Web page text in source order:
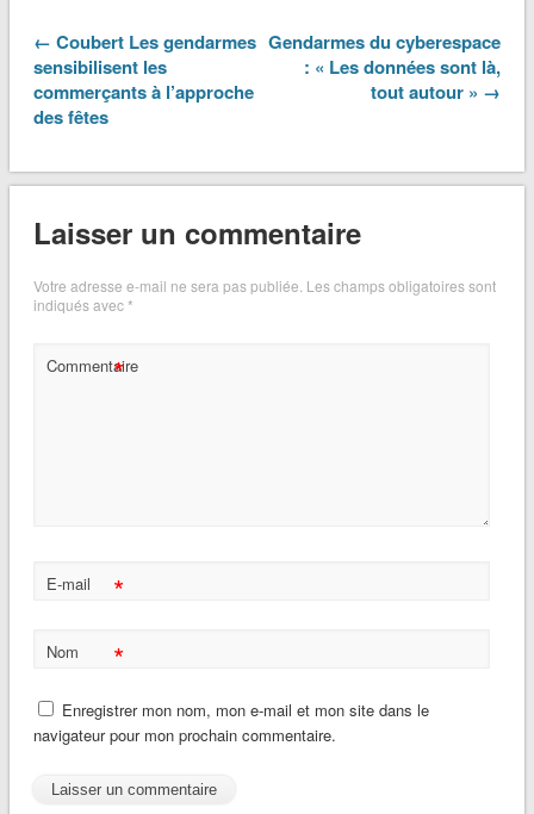
← Coubert Les gendarmes
sensibilisent les
commerçants à l’approche
des fêtes
Gendarmes du cyberespace
: « Les données sont là,
tout autour » →
Laisser un commentaire
Votre adresse e-mail ne sera pas publiée. Les champs obligatoires sont
indiqués avec*
Commentaire
*
E-mail *
Nom *
Enregistrer mon nom, mon e-mail et mon site dans le
navigateur pour mon prochain commentaire.